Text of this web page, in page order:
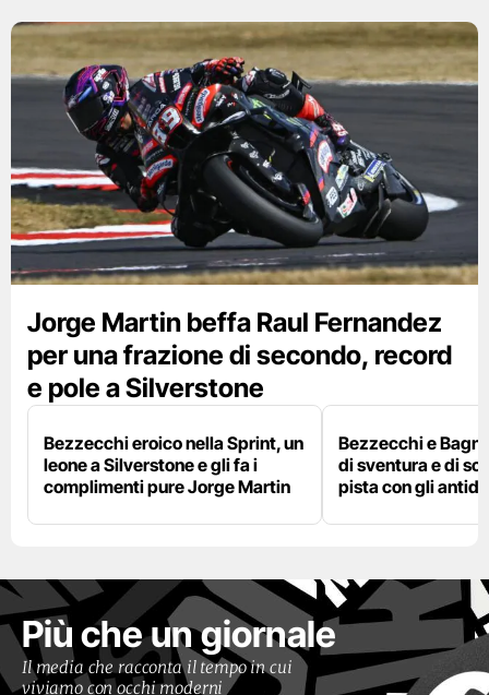
Jorge Martin beffa Raul Fernandez
per una frazione di secondo, record
e pole a Silverstone
Bezzecchi eroico nella Sprint, un
leone a Silverstone e gli fa i
complimenti pure Jorge Martin
Bezzecchi e
di sventura e di
pista con gli
Più che un giornale
Il media che racconta il tempo in cui
viviamo con occhi moderni